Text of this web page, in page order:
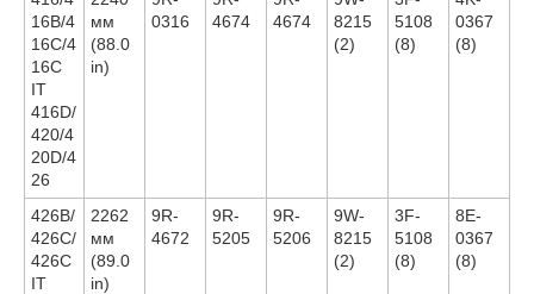
16B/4
16C/4
16C
IT
416D/
420/4
20D/4
26
мм
(88.0
in)
0316
4674
4674
8215
(2)
5108
(8)
0367
(8)
426B/
426C/
426C
IT
2262
мм
(89.0
in)
9R-
4672
9R-
5205
9R-
5206
9W-
8215
(2)
3F-
5108
(8)
8E-
0367
(8)